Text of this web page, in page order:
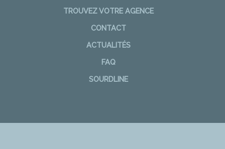
TROUVEZ VOTRE AGENCE
CONTACT
ACTUALITÉS
FAQ
SOURDLINE